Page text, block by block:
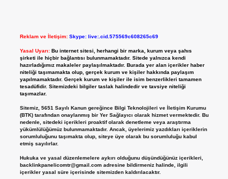
Reklam ve İletişim: Skype: live:.cid.575569c608265c69
Yasal Uyarı: Bu internet sitesi, herhangi bir marka, kurum veya şahıs
şirketi ile hiçbir bağlantısı bulunmamaktadır. Sitede yalnızca kendi
hazırladığımız makaleler paylaşılmaktadır. Burada yer alan içerikler haber
niteliği taşımamakta olup, gerçek kurum ve kişiler hakkında paylaşım
yapılmamaktadır. Gerçek kurum ve kişiler ile isim benzerlikleri tamamen
tesadüfidir. Sitemizdeki bilgiler taslak halindedir ve tavsiye niteliği
taşımazlar.
Sitemiz, 5651 Sayılı Kanun gereğince Bilgi Teknolojileri ve İletişim Kurumu
(BTK) tarafından onaylanmış bir Yer Sağlayıcı olarak hizmet vermektedir. Bu
nedenle, sitedeki içerikleri proaktif olarak denetleme veya araştırma
yükümlülüğümüz bulunmamaktadır. Ancak, üyelerimiz yazdıkları içeriklerin
sorumluluğunu taşımakta olup, siteye üye olarak bu sorumluluğu kabul
etmiş sayılırlar.
Hukuka ve yasal düzenlemelere aykırı olduğunu düşündüğünüz içerikleri,
backlinkpanelicomtr@gmail.comadresine bildirmeniz halinde, ilgili
içerikler yasal süre içerisinde sitemizden kaldırılacaktır.